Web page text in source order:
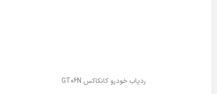
ردیاب خودرو کانکاکس GT06N